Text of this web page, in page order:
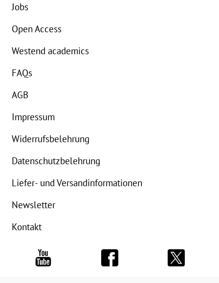
Jobs
Open Access
Westend academics
FAQs
AGB
Impressum
Widerrufsbelehrung
Datenschutzbelehrung
Liefer- und Versandinformationen
Newsletter
Kontakt